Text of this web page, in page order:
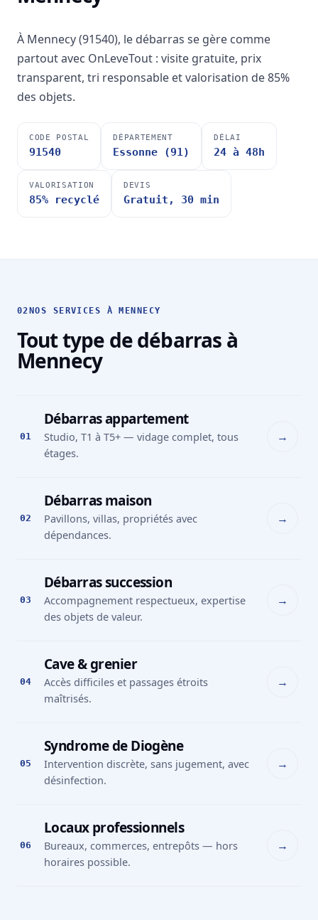
À Mennecy (91540), le débarras se gère comme
partout avec OnLeveTout : visite gratuite, prix
transparent, tri responsable et valorisation de 85%
des objets.
CODE POSTAL
91540
DÉPARTEMENT
Essonne (91)
DÉLAI
24 à 48h
VALORISATION
85% recyclé
DEVIS
Gratuit, 30 min
02 NOS SERVICES À MENNECY
Tout type de débarras à
Mennecy
01
Débarras appartement
Studio, T1 à T5+ — vidage complet, tous
étages.
→
02
Débarras maison
Pavillons, villas, propriétés avec
dépendances.
→
03
Débarras succession
Accompagnement respectueux, expertise
des objets de valeur.
→
04
Cave & grenier
Accès difficiles et passages étroits
maîtrisés.
→
05
Syndrome de Diogène
Intervention discrète, sans jugement, avec
désinfection.
→
06
Locaux professionnels
Bureaux, commerces, entrepôts — hors
horaires possible.
→